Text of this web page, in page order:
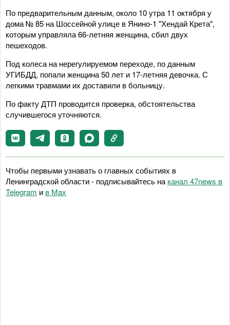
По предварительным данным, около 10 утра 11 октября у
дома № 85 на Шоссейной улице в Янино-1 "Хендай Крета",
которым управляла 66-летняя женщина, сбил двух
пешеходов.
Под колеса на нерегулируемом переходе, по данным
УГИБДД, попали женщина 50 лет и 17-летняя девочка. С
легкими травмами их доставили в больницу.
По факту ДТП проводится проверка, обстоятельства
случившегося уточняются.
Чтобы первыми узнавать о главных событиях в
Ленинградской области - подписывайтесь на канал 47news в
Telegram и в Maх